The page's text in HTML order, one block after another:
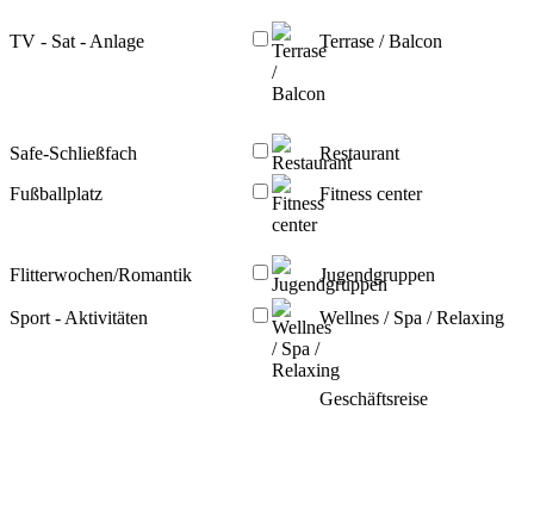
TV - Sat - Anlage Terrase / Balcon
Safe-Schließfach
Restaurant
Fußballplatz
Fitness center
Flitterwochen/Romantik Jugendgruppen
Sport - Aktivitäten Wellnes / Spa / Relaxing
Geschäftsreise